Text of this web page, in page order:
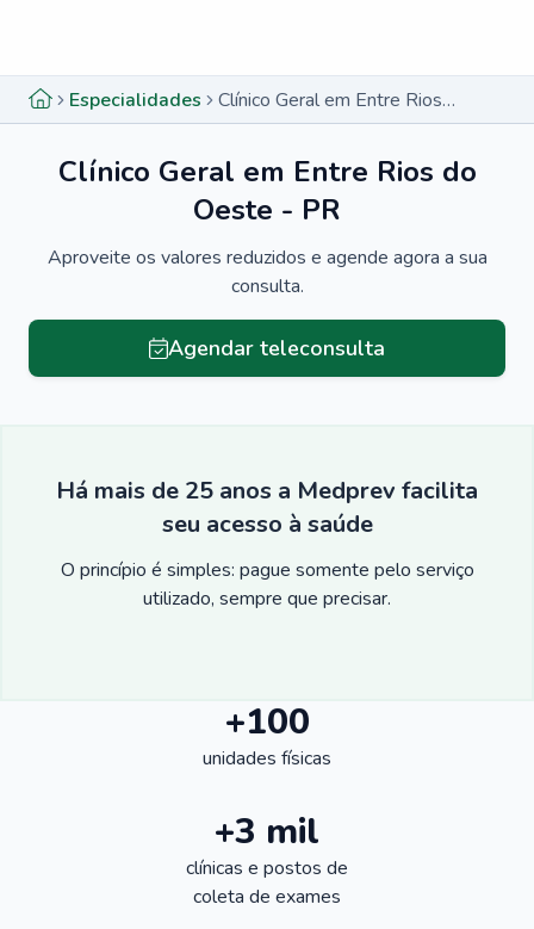
Especialidades Clínico Geral em Entre Rios do Oeste - PR
Clínico Geral em Entre Rios do
Oeste - PR
Aproveite os valores reduzidos e agende agora a sua
consulta.
Agendar teleconsulta
Há mais de 25 anos a Medprev facilita
seu acesso à saúde
O princípio é simples: pague somente pelo serviço
utilizado, sempre que precisar.
+100
unidades físicas
+3 mil
clínicas e postos de
coleta de exames